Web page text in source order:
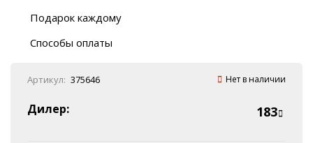
Автобусы (по ЮФО)
“BlaBlaCar” (по ЮФО)
Подарок каждому
Способы оплаты
Наличные
Эквайринг
Оплата на P/C
Артикул: 375646 Нет в наличии
Дилер: 183